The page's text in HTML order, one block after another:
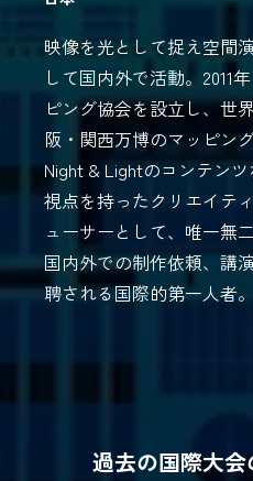
映像を光として捉え空間
して国内外で活動。2011
ピング協会を設立し、世
阪・関西万博のマッピン
Night & Lightのコンテン
視点を持ったクリエイテ
ューサーとして、唯一無
国内外での制作依頼、講
聘される国際的第一人者。
過去の国際大